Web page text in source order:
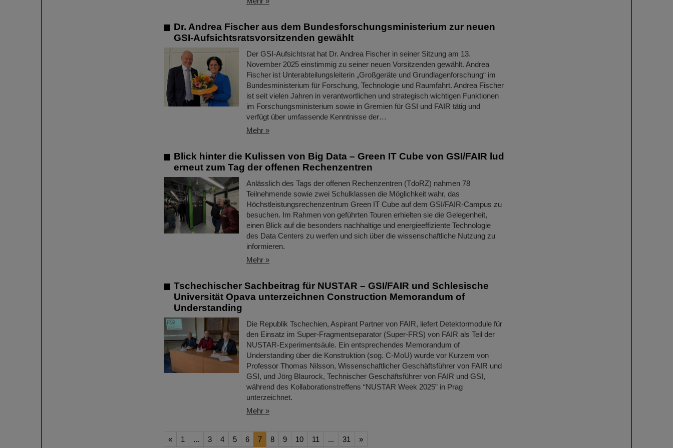
Dr. Andrea Fischer aus dem Bundesforschungsministerium zur neuen
GSI-Aufsichtsratsvorsitzenden gewählt
Der GSI-Aufsichtsrat hat Dr. Andrea Fischer in seiner Sitzung am 13.
November 2025 einstimmig zu seiner neuen Vorsitzenden gewählt. Andrea
Fischer ist Unterabteilungsleiterin „Großgeräte und Grundlagenforschung“ im
Bundesministerium für Forschung, Technologie und Raumfahrt. Andrea Fischer
ist seit vielen Jahren in verantwortlichen und strategisch wichtigen Funktionen
im Forschungsministerium sowie in Gremien für GSI und FAIR tätig und
verfügt über umfassende Kenntnisse der…
Mehr »
Blick hinter die Kulissen von Big Data – Green IT Cube von GSI/FAIR lud
erneut zum Tag der offenen Rechenzentren
Anlässlich des Tags der offenen Rechenzentren (TdoRZ) nahmen 78
Teilnehmende sowie zwei Schulklassen die Möglichkeit wahr, das
Höchstleistungsrechenzentrum Green IT Cube auf dem GSI/FAIR-Campus zu
besuchen. Im Rahmen von geführten Touren erhielten sie die Gelegenheit,
einen Blick auf die besonders nachhaltige und energieeffiziente Technologie
des Data Centers zu werfen und sich über die wissenschaftliche Nutzung zu
informieren.
Mehr »
Tschechischer Sachbeitrag für NUSTAR – GSI/FAIR und Schlesische
Universität Opava unterzeichnen Construction Memorandum of
Understanding
Die Republik Tschechien, Aspirant Partner von FAIR, liefert Detektormodule für
den Einsatz im Super-Fragmentseparator (Super-FRS) von FAIR als Teil der
NUSTAR-Experimentsäule. Ein entsprechendes Memorandum of
Understanding über die Konstruktion (sog. C-MoU) wurde vor Kurzem von
Professor Thomas Nilsson, Wissenschaftlicher Geschäftsführer von FAIR und
GSI, und Jörg Blaurock, Technischer Geschäftsführer von FAIR und GSI,
während des Kollaborationstreffens “NUSTAR Week 2025” in Prag
unterzeichnet.
Mehr »
« 1 ... 3 4 5 6 7 8 9 10 11 ... 31 »